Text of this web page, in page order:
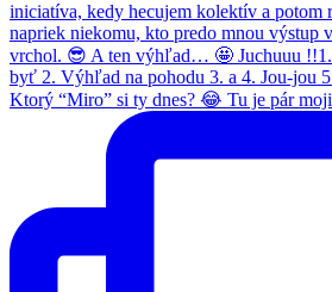
Ktorý “Miro” si ty dnes? 😂 Tu je pár moji